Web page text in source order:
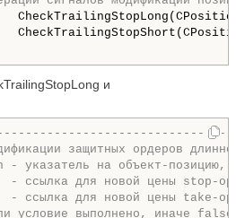
и
защитных ордеров
на объект-позицию,
ссылка для новой цены stop-
- ссылка для новой цены take-
условие выполнено, иначе false.